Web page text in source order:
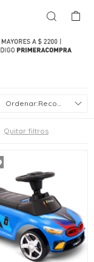
Recomendados
Quitar filtros